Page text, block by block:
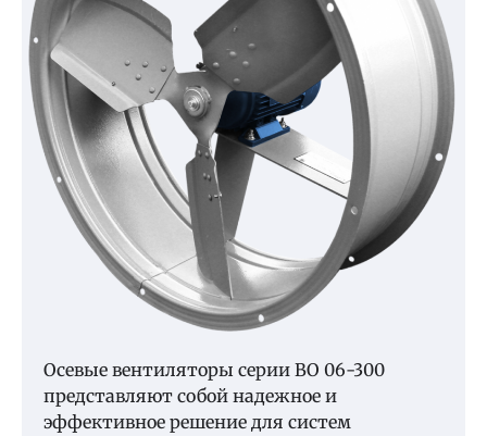
Осевые вентиляторы серии ВО 06-300
представляют собой надежное и
эффективное решение для систем